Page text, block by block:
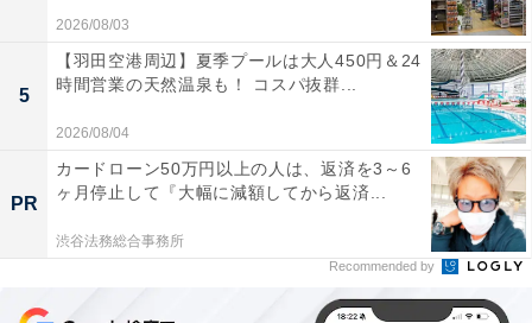
2026/08/03
5
【羽田空港周辺】夏季プールは大人450円＆24
時間営業の天然温泉も！ コスパ抜群...
2026/08/04
PR
カードローン50万円以上の人は、返済を3～6
ヶ月停止して『大幅に減額してから返済...
渋谷法務総合事務所
Recommended by